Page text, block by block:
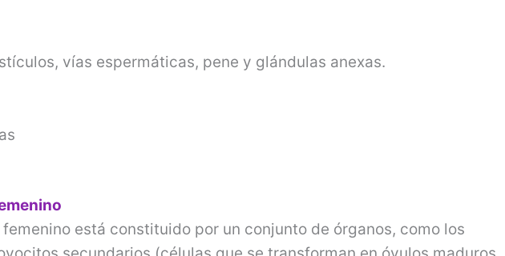
vías espermáticas, pene y glándulas anexas.
está constituido por un conjunto de órganos, como los